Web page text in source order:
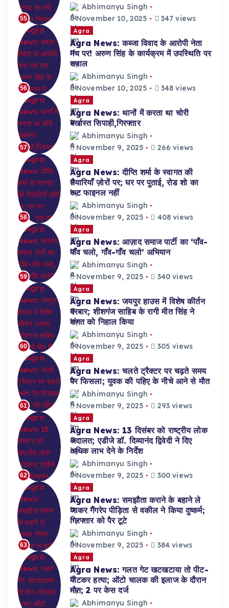
55
Abhimanyu Singh
November 10, 2025
347 views
56
Agra
Agra News: कब्जा विवाद के आरोपी नेता
मंच पर! अरुण सिंह के कार्यक्रम में उपस्थिति पर
सवाल
Abhimanyu Singh
November 10, 2025
348 views
57
Agra
Agra News: थानों में करता था चोरी
बर्खास्त सिपाही,गिरफ्तार
Abhimanyu Singh
November 9, 2025
266 views
58
Agra
Agra News: दीप्ति शर्मा के स्वागत की
तैयारियाँ ज़ोरों पर; घर पर पुताई, रोड शो का
रूट फाइनल नहीं
Abhimanyu Singh
November 9, 2025
408 views
59
Agra
Agra News: आज़ाद समाज पार्टी का ‘पाँव-
पाँव चलो, गाँव-गाँव चलो’ अभियान
Abhimanyu Singh
November 9, 2025
340 views
60
Agra
Agra News: जयपुर हाउस में विशेष कीर्तन
दरबार; शीशगंज साहिब के रागी मीत सिंह ने
संगत को निहाल किया
Abhimanyu Singh
November 9, 2025
305 views
61
Agra
Agra News: चलते ट्रैक्टर पर चढ़ते समय
पैर फिसला; युवक की पहिए के नीचे आने से मौत
Abhimanyu Singh
November 9, 2025
293 views
62
Agra
Agra News: 13 दिसंबर को राष्ट्रीय लोक
अदालत; एडीजे डॉ. दिव्यानंद द्विवेदी ने दिए
अधिक लाभ देने के निर्देश
Abhimanyu Singh
November 9, 2025
300 views
63
Agra
Agra News: समझौता कराने के बहाने ले
जाकर गैंगरेप पीड़िता से वकील ने किया दुष्कर्म;
गिरफ्तार को पैर टूटे
Abhimanyu Singh
November 9, 2025
384 views
Agra
Agra News: गलत गेट खटखटाया तो पीट-
पीटकर हत्या; ऑटो चालक की इलाज के दौरान
मौत; 2 पर केस दर्ज
Abhimanyu Singh